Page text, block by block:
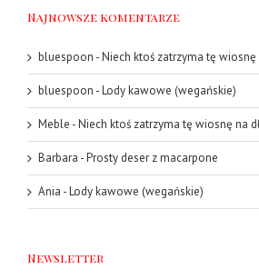
Najnowsze komentarze
bluespoon -Niech ktoś zatrzyma tę wiosnę
bluespoon -Lody kawowe (wegańskie)
Meble -Niech ktoś zatrzyma tę wiosnę na
Barbara -Prosty deser z macarpone
Ania -Lody kawowe (wegańskie)
Newsletter